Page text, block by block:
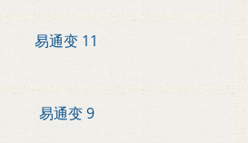
易通变 11
易通变 9